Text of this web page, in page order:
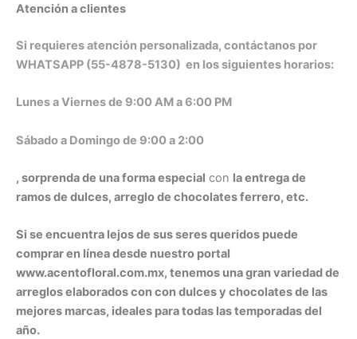
Atención a clientes
Si requieres atención personalizada, contáctanos por
WHATSAPP (55-4878-5130) en los siguientes horarios:
Lunes a Viernes de 9:00 AM a 6:00 PM
Sábado a Domingo de 9:00 a 2:00
, sorprenda de una forma especial con la entrega de
ramos de dulces, arreglo de chocolates ferrero, etc.
Si se encuentra lejos de sus seres queridos puede
comprar en línea desde nuestro portal
www.acentofloral.com.mx, tenemos una gran variedad de
arreglos elaborados con con dulces y chocolates de las
mejores marcas, ideales para todas las temporadas del
año.